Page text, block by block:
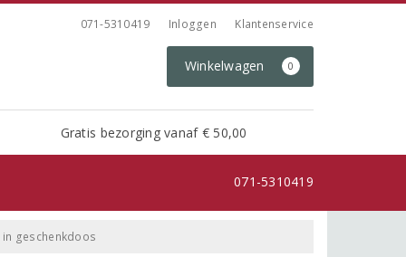
071-5310419 Inloggen Klantenservice
Winkelwagen 0
Gratis bezorging vanaf € 50,00
071-5310419
in geschenkdoos